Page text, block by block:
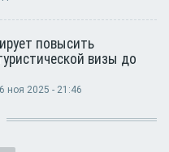
повысить
визы до
ноя 2025 - 21:46